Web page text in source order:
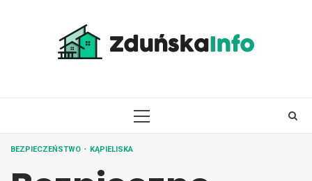
PRIMARY
BEZPIECZEŃSTWO KĄPIELISKA